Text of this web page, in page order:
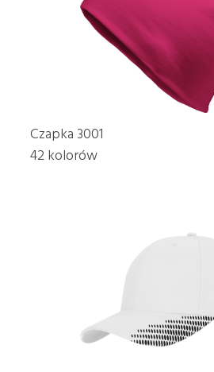
Czapka 3001
42 kolorów